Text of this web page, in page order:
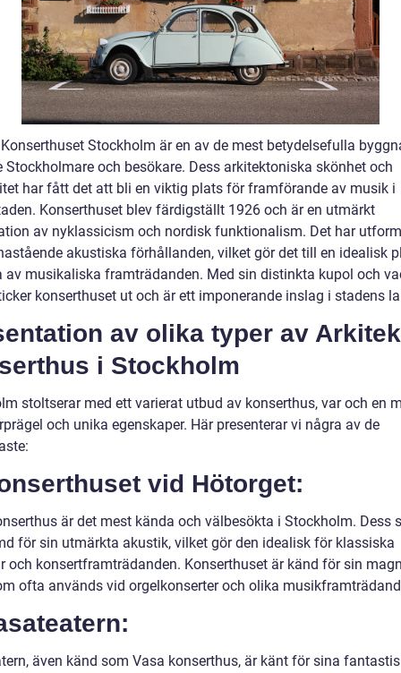
Stockholm är en av de mest betydelsefulla
Stockholmare och besökare. Dess arkitektoniska skönhet och
har fått det att bli en viktig plats för framförande av musik i
Konserthuset blev färdigställt 1926 och är en utmärkt
av nyklassicism och nordisk funktionalism. Det har
akustiska förhållanden, vilket gör det till en idealisk
av musikaliska framträdanden. Med sin distinkta kupol och
konserthuset ut och är ett imponerande inslag i stadens
av olika typer av
i Stockholm
stoltserar med ett varierat utbud av konserthus, var och en
och unika egenskaper. Här presenterar vi några av de
vid Hötorget:
är det mest kända och välbesökta i Stockholm. Dess
för sin utmärkta akustik, vilket gör den idealisk för klassiska
och konsertframträdanden. Konserthuset är känd för sin
ofta används vid orgelkonserter och olika
även känd som Vasa konserthus, är känt för sina